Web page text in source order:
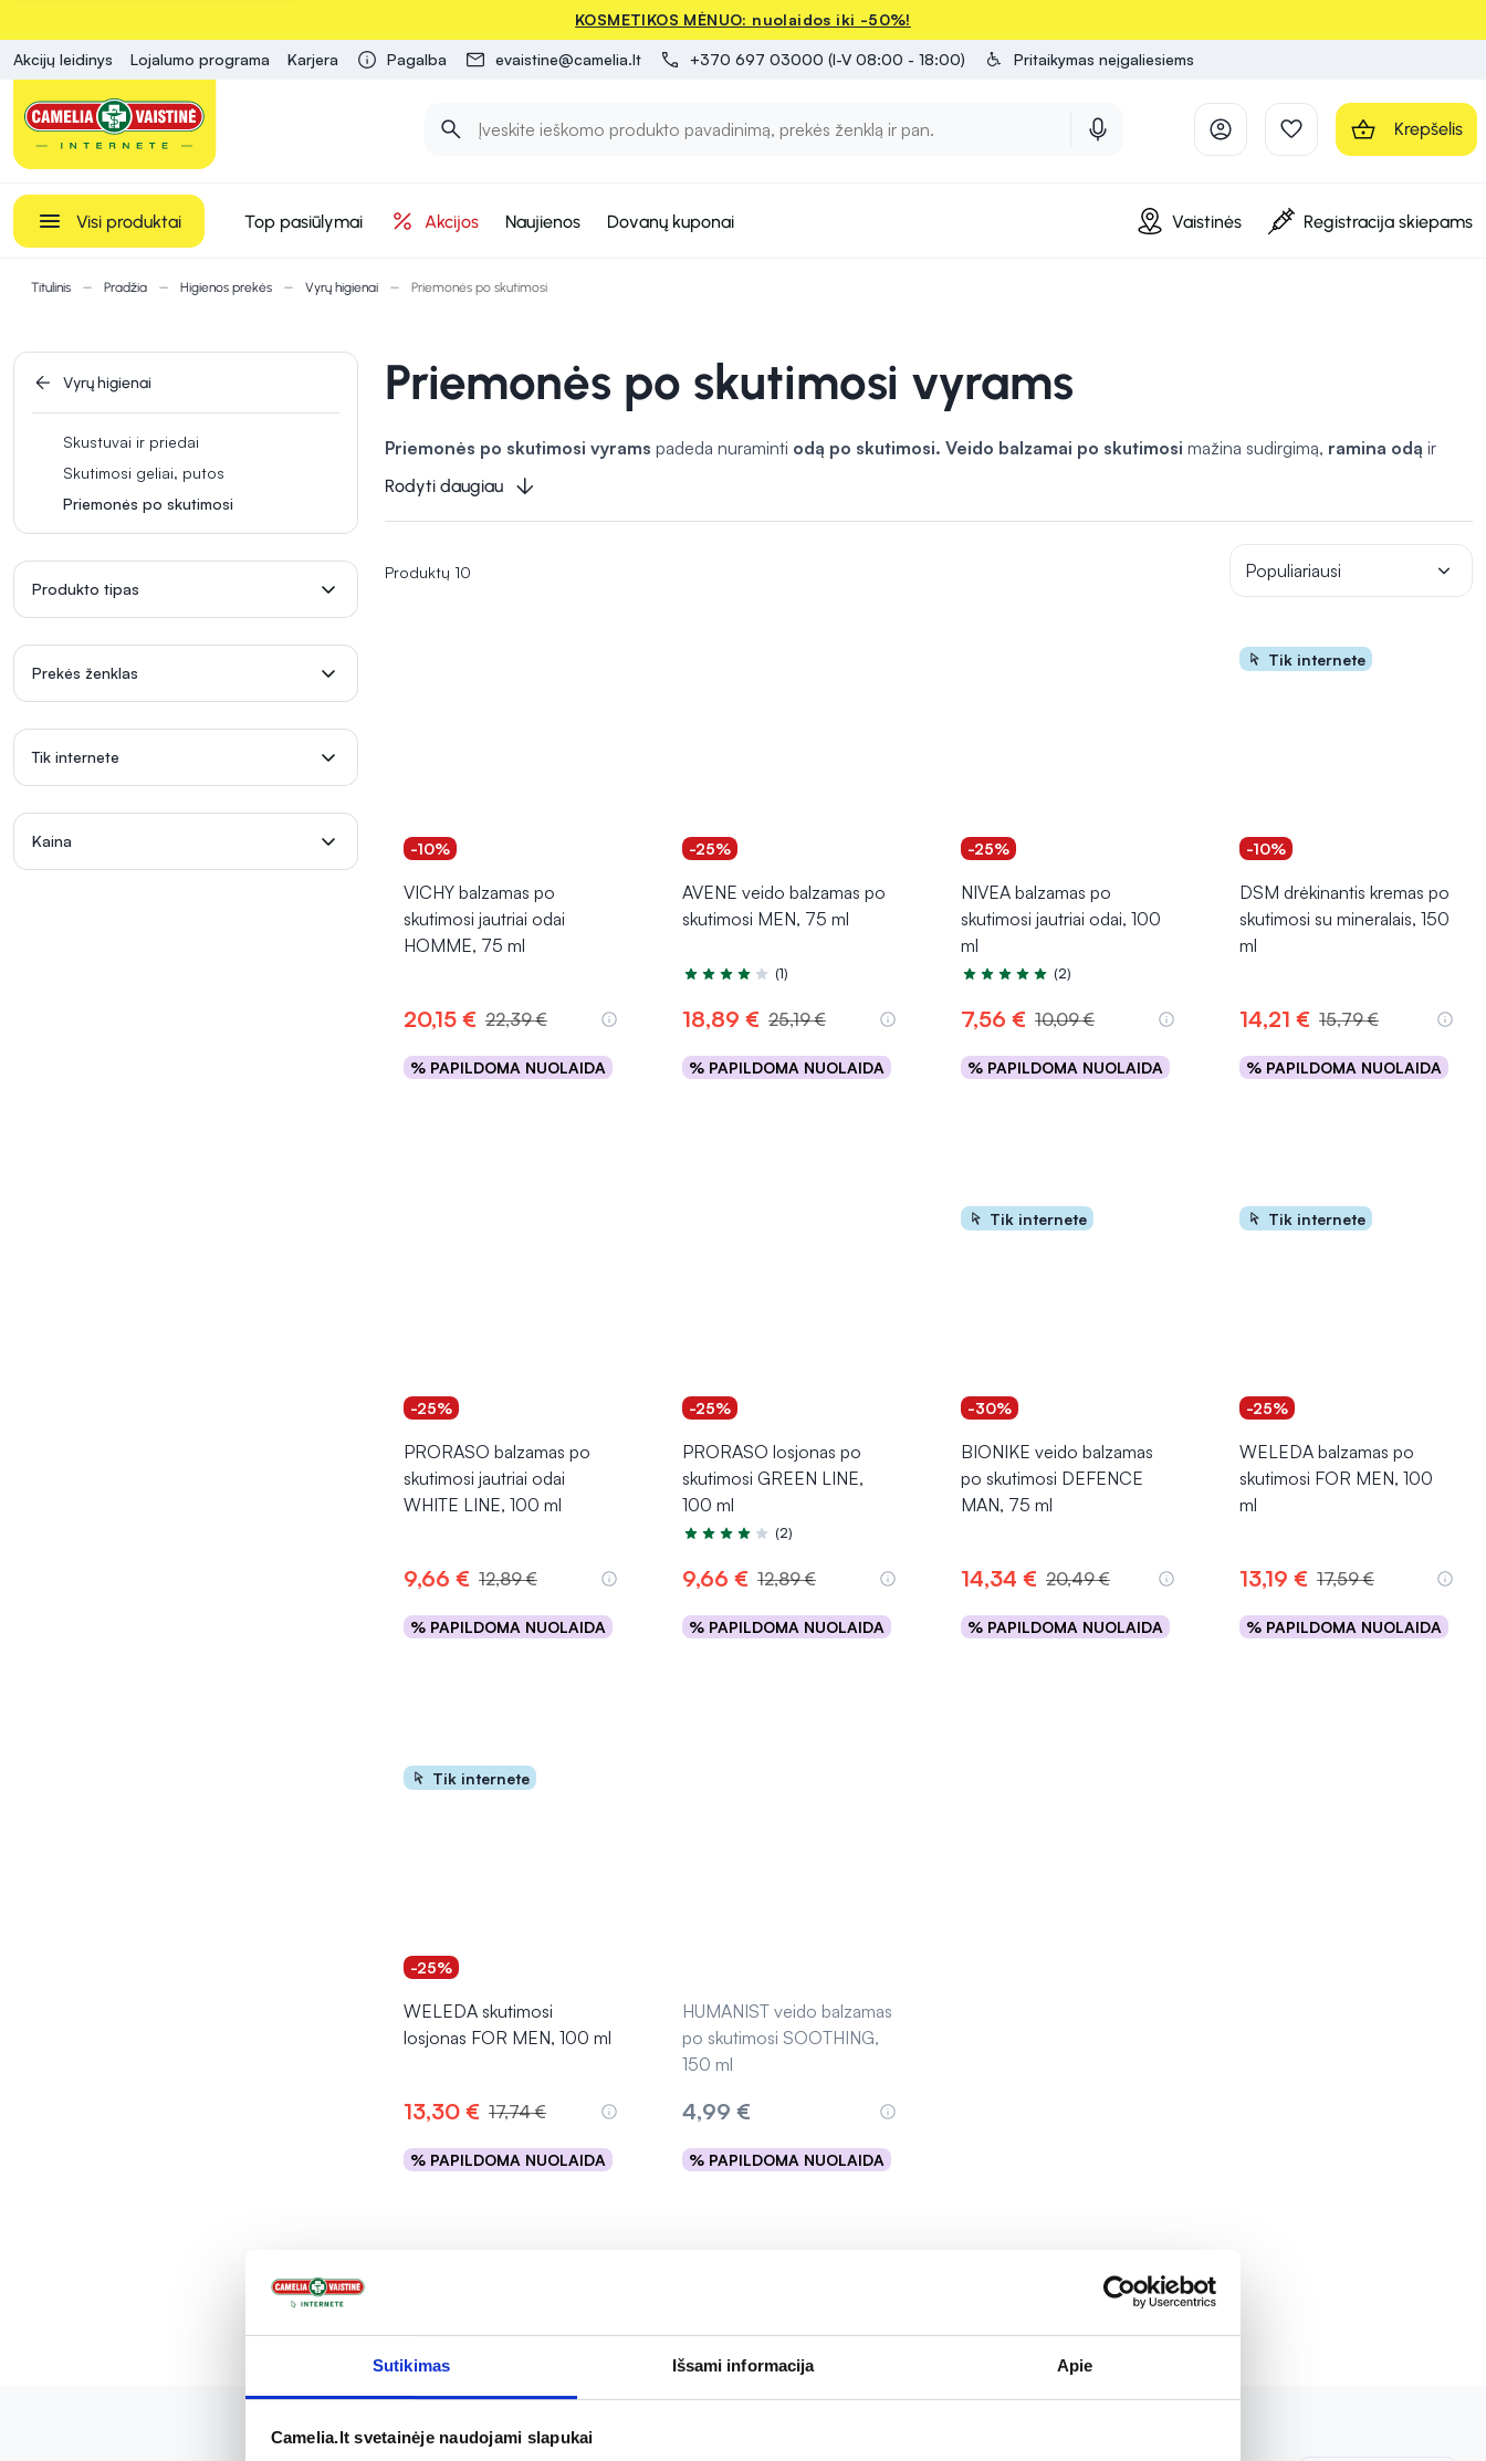
Sutikimas Išsami informacija Apie
Camelia.lt svetainėje naudojami slapukai
KOSMETIKOS MĖNUO: nuolaidos iki -50%!
Akcijų leidinys Lojalumo programa Karjera Pagalba evaistine@camelia.lt +370 697 03000 (I-V 08:00 - 18:00) Pritaikymas neįgaliesiems
Krepšelis
Visi produktai Top pasiūlymai Akcijos Naujienos Dovanų kuponai Vaistinės Registracija skiepams
Titulinis Pradžia Higienos prekės Vyrų higienai Priemonės po skutimosi
Vyrų higienai
Skustuvai ir priedai
Skutimosi geliai, putos
Priemonės po skutimosi
Produkto tipas
Prekės ženklas
Tik internete
Kaina
Priemonės po skutimosi vyrams
Priemonės po skutimosi vyrams padeda nuraminti odą po skutimosi. Veido balzamai po skutimosi mažina sudirgimą, ramina odą ir
padeda išvengti paraudimo.
praturtintos natūraliais ingredientais, skatinančiais odos regeneraciją. Reguliarus tinkamų priemonių naudojimas padeda palaikyti
odos būklę ir komfortąkasdien.
Rodyti daugiau
Produktų 10 Populiariausi
-10%
VICHY balzamas po
skutimosi jautriai odai
HOMME, 75 ml
20,15 € 22,39 €
% PAPILDOMA NUOLAIDA
Į krepšelį
-25%
AVENE veido balzamas po
skutimosi MEN, 75 ml
Įvertinimas 4.0 iš 5
(1)
18,89 € 25,19 €
% PAPILDOMA NUOLAIDA
Į krepšelį
-25%
NIVEA balzamas po
skutimosi jautriai odai, 100
ml
Įvertinimas 5.0 iš 5
(2)
7,56 € 10,09 €
% PAPILDOMA NUOLAIDA
Į krepšelį
Tik internete
-10%
DSM drėkinantis kremas po
skutimosi su mineralais, 150
ml
14,21 € 15,79 €
% PAPILDOMA NUOLAIDA
Į krepšelį
-25%
PRORASO balzamas po
skutimosi jautriai odai
WHITE LINE, 100 ml
9,66 € 12,89 €
% PAPILDOMA NUOLAIDA
Į krepšelį
-25%
PRORASO losjonas po
skutimosi GREEN LINE,
100 ml
Įvertinimas 3.5 iš 5
(2)
9,66 € 12,89 €
% PAPILDOMA NUOLAIDA
Į krepšelį
Tik internete
-30%
BIONIKE veido balzamas
po skutimosi DEFENCE
MAN, 75 ml
14,34 € 20,49 €
% PAPILDOMA NUOLAIDA
Į krepšelį
Tik internete
-25%
WELEDA balzamas po
skutimosi FOR MEN, 100
ml
13,19 € 17,59 €
% PAPILDOMA NUOLAIDA
Į krepšelį
Tik internete
-25%
WELEDA skutimosi
losjonas FOR MEN, 100 ml
13,30 € 17,74 €
% PAPILDOMA NUOLAIDA
Į krepšelį
HUMANIST veido balzamas
po skutimosi SOOTHING,
150 ml
4,99 €
% PAPILDOMA NUOLAIDA
Išparduota